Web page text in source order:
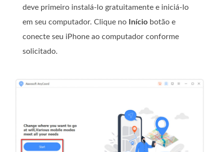
deve primeiro instalá-lo gratuitamente e iniciá-lo
em seu computador. Clique no
Início botão e
conecte seu iPhone ao computador conforme
solicitado.